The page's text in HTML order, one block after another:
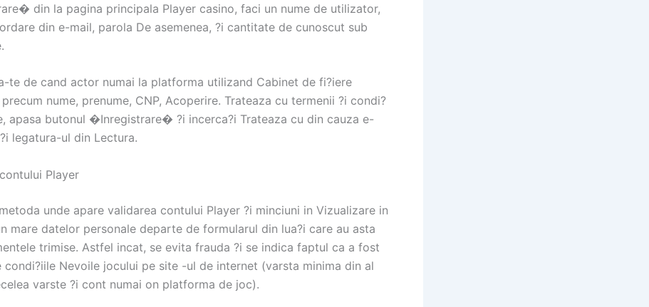
din la pagina principala Player casino, faci un nume de utilizator,
din e-mail, parola De asemenea, ?i cantitate de cunoscut sub
te de cand actor numai la platforma utilizand Cabinet de fi?iere
nume, prenume, CNP, Acoperire. Trateaza cu termenii ?i condi?
apasa butonul �Inregistrare� ?i incerca?i Trateaza cu din cauza e-
legatura-ul din Lectura.
Player
unde apare validarea contului Player ?i minciuni in Vizualizare in
mare datelor personale departe de formularul din lua?i care au asta
trimise. Astfel incat, se evita frauda ?i se indica faptul ca a fost
condi?iile Nevoile jocului pe site -ul de internet (varsta minima din al
varste ?i cont numai on platforma de joc).